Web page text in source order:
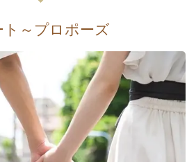
ト～プロポーズ